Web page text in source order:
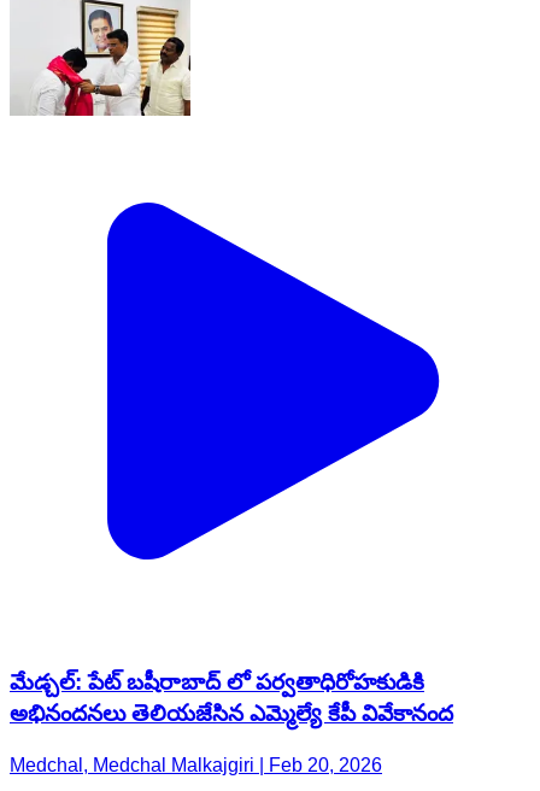
మేడ్చల్: పేట్ బషీరాబాద్ లో పర్వతాధిరోహకుడికి
అభినందనలు తెలియజేసిన ఎమ్మెల్యే కేపీ వివేకానంద
Medchal, Medchal Malkajgiri | Feb 20, 2026